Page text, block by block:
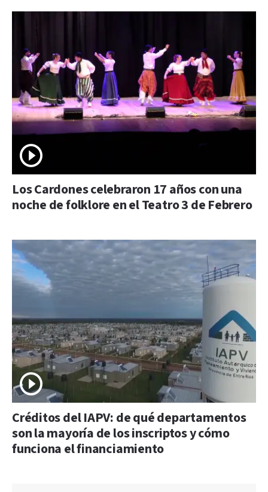
Los Cardones celebraron 17 años con una
noche de folklore en el Teatro 3 de Febrero
Créditos del IAPV: de qué departamentos
son la mayoría de los inscriptos y cómo
funciona el financiamiento